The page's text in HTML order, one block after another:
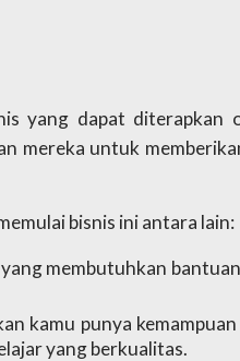
yang dapat diterapkan
mereka untuk
bisnis ini antara lain:
membutuhkan
kamu punya
yang berkualitas.